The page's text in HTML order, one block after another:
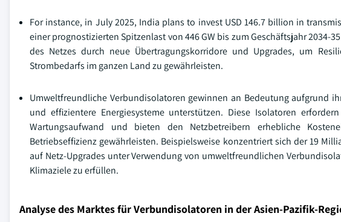
For instance, in July 2025, India plans to invest USD 146.7 billion in
einer prognostizierten Spitzenlast von 446 GW bis zum Geschäftsjahr 2034-
des Netzes durch neue Übertragungskorridore und Upgrades, um
Strombedarfs im ganzen Land zu gewährleisten.
Umweltfreundliche Verbundisolatoren gewinnen an Bedeutung aufgrund
und effizientere Energiesysteme unterstützen. Diese Isolatoren
Wartungsaufwand und bieten den Netzbetreibern erhebliche
Betriebseffizienz gewährleisten. Beispielsweise konzentriert sich der 19
auf Netz-Upgrades unter Verwendung von umweltfreundlichen
Klimaziele zu erfüllen.
Analyse des Marktes für Verbundisolatoren in der Asien-Pazifik-